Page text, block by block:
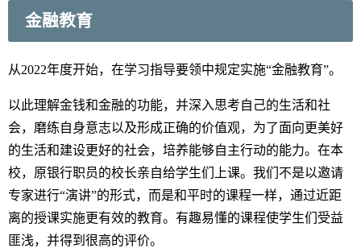
金融教育
从2022年度开始，在学习指导要领中规定实施“金融教育”。
以此理解金钱和金融的功能，并深入思考自己的生活和社
会，磨练自身意志以及形成正确的价值观，为了面向更美好
的生活和建设更好的社会，培养能够自主行动的能力。在本
校，原银行职员的校长亲自给学生们上课。我们不是以邀请
专家进行“演讲”的形式，而是和平时的课程一样，通过近距
离的授课实施更有效的教育。有趣易懂的课程使学生们受益
匪浅，并得到很高的评价。